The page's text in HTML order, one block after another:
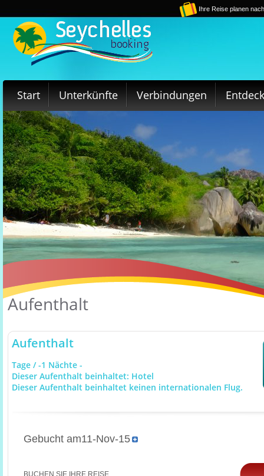
Ihre Reise planen
Start Unterkünfte Verbindungen
Aufenthalt
Aufenthalt
Tage / -1 Nächte -
Dieser Aufenthalt beinhaltet: Hotel
Dieser Aufenthalt beinhaltet keinen internationalen Flug.
Gebucht am11-Nov-15